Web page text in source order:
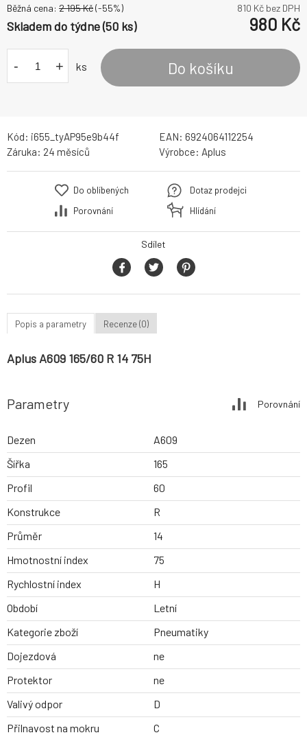
Běžná cena: 2 195Kč(-55%) 810 Kč bez DPH
Skladem do týdne (50 ks) 980 Kč
- + ks Do košíku
Kód: i655_tyAP95e9b44f EAN: 6924064112254
Záruka: 24 měsíců Výrobce: Aplus
Do oblíbených
Porovnání
Dotaz prodejci
Hlídání
Sdílet
Popis a parametry Recenze (0)
Aplus A609 165/60 R 14 75H
Parametry Porovnání
Dezen
A609
Šířka
165
Profil
60
Konstrukce
R
Průměr
14
Hmotnostní index
75
Rychlostní index
H
Období
Letní
Kategorie zboží
Pneumatiky
Dojezdová
ne
Protektor
ne
Valivý odpor
D
Přilnavost na mokru
C